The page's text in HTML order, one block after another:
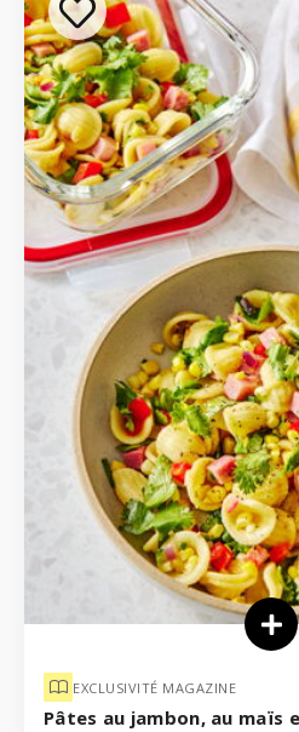
EXCLUSIVITÉ MAGAZINE
Pâtes au jambon, au maïs